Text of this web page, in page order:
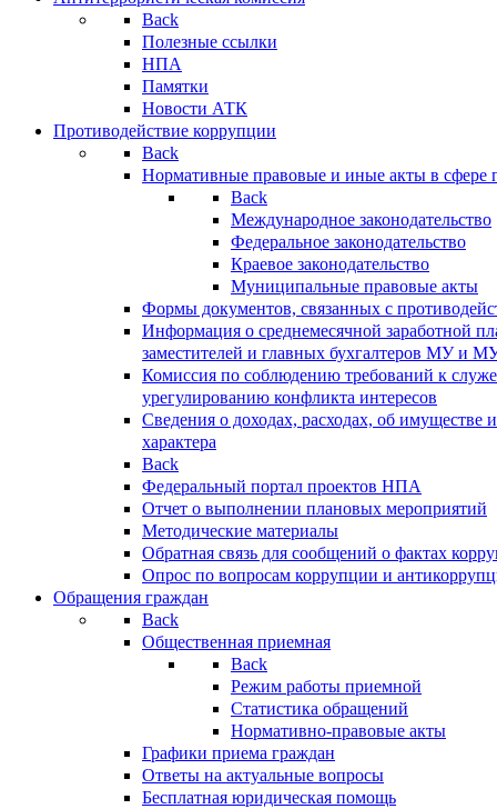
Back
Полезные ссылки
НПА
Памятки
Новости АТК
Противодействие коррупции
Back
Нормативные правовые и иные акты в сфере
Back
Международное законодательство
Федеральное законодательство
Краевое законодательство
Муниципальные правовые акты
Формы документов, связанных с
Информация о среднемесячной заработной
заместителей и главных бухгалтеров МУ и
Комиссия по соблюдению требований к
урегулированию конфликта интересов
Сведения о доходах, расходах, об имуществе
характера
Back
Федеральный портал проектов НПА
Отчет о выполнении плановых мероприятий
Методические материалы
Обратная связь для сообщений о фактах
Опрос по вопросам коррупции и
Обращения граждан
Back
Общественная приемная
Back
Режим работы приемной
Статистика обращений
Нормативно-правовые акты
Графики приема граждан
Ответы на актуальные вопросы
Бесплатная юридическая помощь